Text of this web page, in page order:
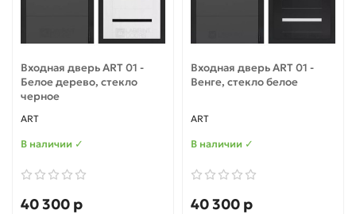
Входная дверь ART 01 -
Белое дерево, стекло
черное
ART
В наличии ✓
40 300 р
Входная дверь ART 01 -
Венге, стекло белое
ART
В наличии ✓
40 300 р